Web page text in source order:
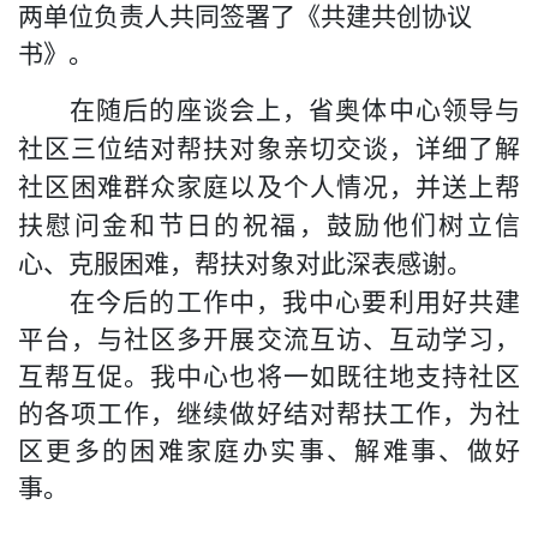
两单位负责人共同签署了《共建共创协议
书》。
在随后的座谈会上，省奥体中心领导与
社区三位结对帮扶对象亲切交谈， 详细了解
社区困难群众家庭以及个人情况，并送上帮
扶慰问金和节日的祝福， 鼓励他们树立信
心、克服困难，帮扶对象对此深表感谢。
在今后的工作中，我中心要利用好共建
平台，与社区多开展交流互访、互动学习，
互帮互促。我中心也将一如既往地支持社区
的各项工作，继续做好结对帮扶工作，为社
区更多的困难家庭办实事、解难事、做好
事。